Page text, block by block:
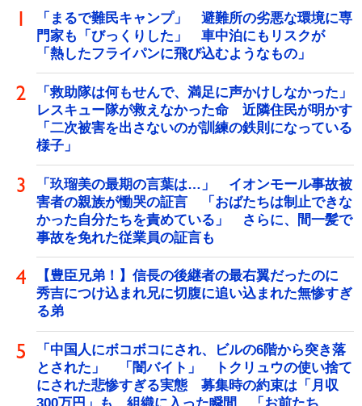
「まるで難民キャンプ」 避難所の劣悪な環境に専
門家も「びっくりした」 車中泊にもリスクが
「熱したフライパンに飛び込むようなもの」
「救助隊は何もせんで、満足に声かけしなかった」
レスキュー隊が救えなかった命 近隣住民が明かす
「二次被害を出さないのが訓練の鉄則になっている
様子」
「玖瑠美の最期の言葉は…」 イオンモール事故被
害者の親族が慟哭の証言 「おばたちは制止できな
かった自分たちを責めている」 さらに、間一髪で
事故を免れた従業員の証言も
【豊臣兄弟！】信長の後継者の最右翼だったのに
秀吉につけ込まれ兄に切腹に追い込まれた無惨すぎ
る弟
「中国人にボコボコにされ、ビルの6階から突き落
とされた」 「闇バイト」 トクリュウの使い捨て
にされた悲惨すぎる実態 募集時の約束は「月収